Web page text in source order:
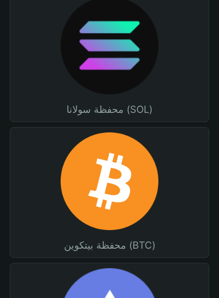
محفظة سولانا (SOL)
محفظة بيتكوين (BTC)